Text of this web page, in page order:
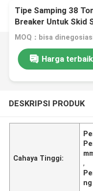
Tipe Samping 38
Breaker Untuk Skid
Harga terbaik
DESKRIPSI PRODUK
Cahaya Tinggi:
,
ng